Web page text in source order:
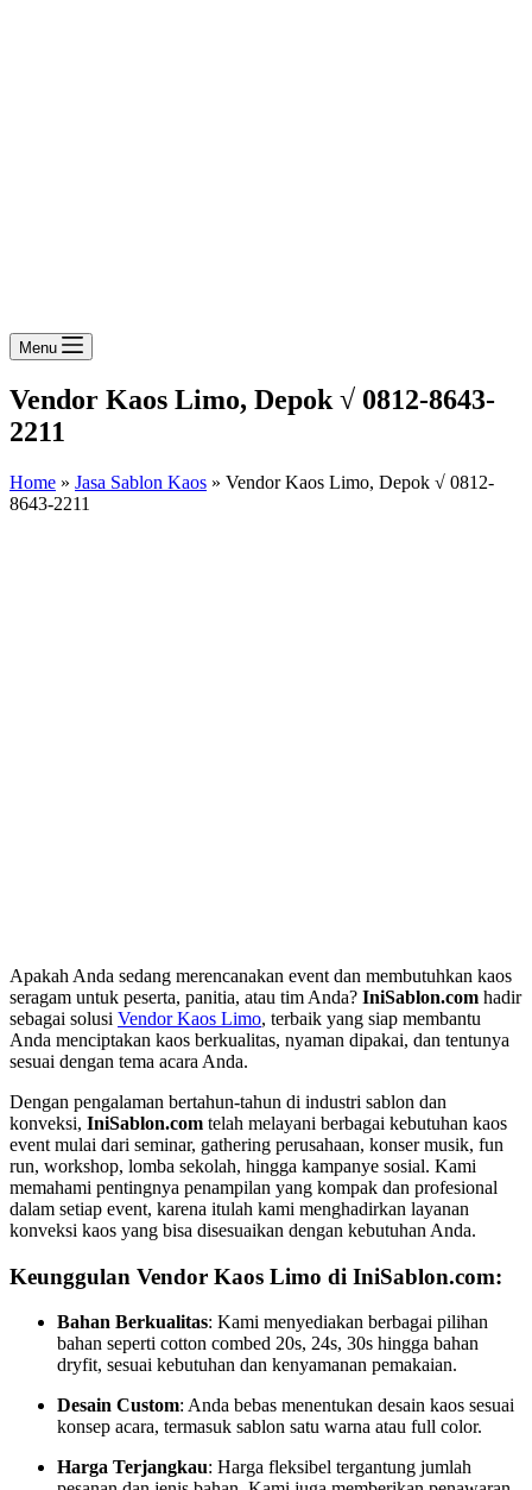
Menu
Vendor Kaos Limo, Depok √ 0812-8643-
2211
Home » Jasa Sablon Kaos » Vendor Kaos Limo, Depok √ 0812-
8643-2211
Apakah Anda sedang merencanakan event dan membutuhkan kaos
seragam untuk peserta, panitia, atau tim Anda? IniSablon.com hadir
sebagai solusi Vendor Kaos Limo, terbaik yang siap membantu
Anda menciptakan kaos berkualitas, nyaman dipakai, dan tentunya
sesuai dengan tema acara Anda.
Dengan pengalaman bertahun-tahun di industri sablon dan
konveksi, IniSablon.com telah melayani berbagai kebutuhan kaos
event mulai dari seminar, gathering perusahaan, konser musik, fun
run, workshop, lomba sekolah, hingga kampanye sosial. Kami
memahami pentingnya penampilan yang kompak dan profesional
dalam setiap event, karena itulah kami menghadirkan layanan
konveksi kaos yang bisa disesuaikan dengan kebutuhan Anda.
Keunggulan Vendor Kaos Limo di IniSablon.com:
Bahan Berkualitas: Kami menyediakan berbagai pilihan
bahan seperti cotton combed 20s, 24s, 30s hingga bahan
dryfit, sesuai kebutuhan dan kenyamanan pemakaian.
Desain Custom: Anda bebas menentukan desain kaos sesuai
konsep acara, termasuk sablon satu warna atau full color.
Harga Terjangkau: Harga fleksibel tergantung jumlah